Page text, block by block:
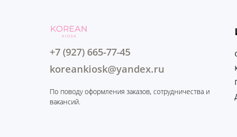
+7 (927) 665-77-45
koreankiosk@yandex.ru
По поводу оформления заказов, сотрудничества и
вакансий.